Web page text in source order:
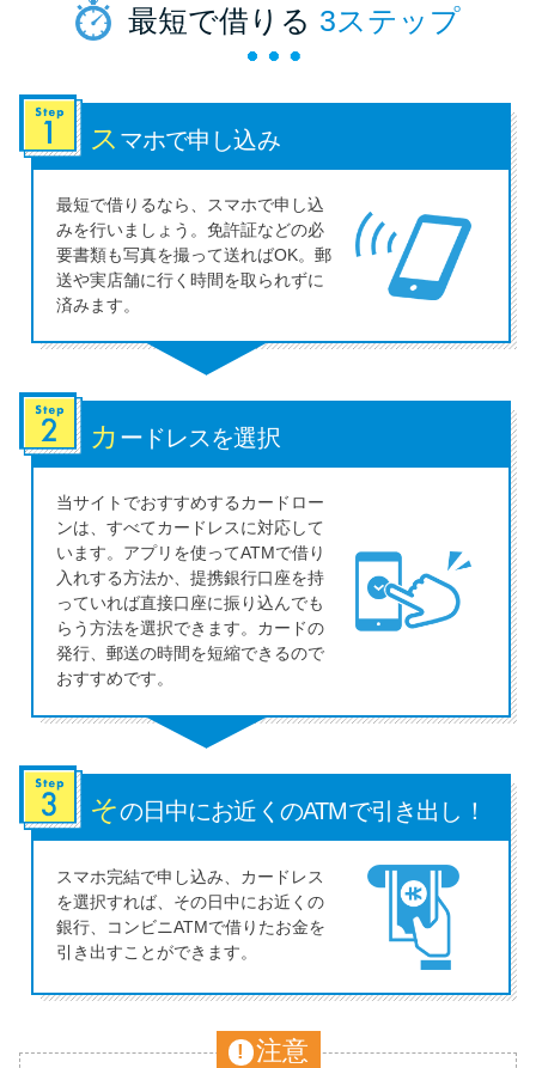
最短で借りる 3ステップ
ス マホで申し込み
最短で借りるなら、スマホで申し込
みを行いましょう。免許証などの必
要書類も写真を撮って送ればOK。郵
送や実店舗に行く時間を取られずに
済みます。
カ ードレスを選択
当サイトでおすすめするカードロー
ンは、すべてカードレスに対応して
います。アプリを使ってATMで借り
入れする方法か、提携銀行口座を持
っていれば直接口座に振り込んでも
らう方法を選択できます。カードの
発行、郵送の時間を短縮できるので
おすすめです。
その日中にお近くのATMで引き出し！
スマホ完結で申し込み、カードレス
を選択すれば、その日中にお近くの
銀行、コンビニATMで借りたお金を
引き出すことができます。
! 注意